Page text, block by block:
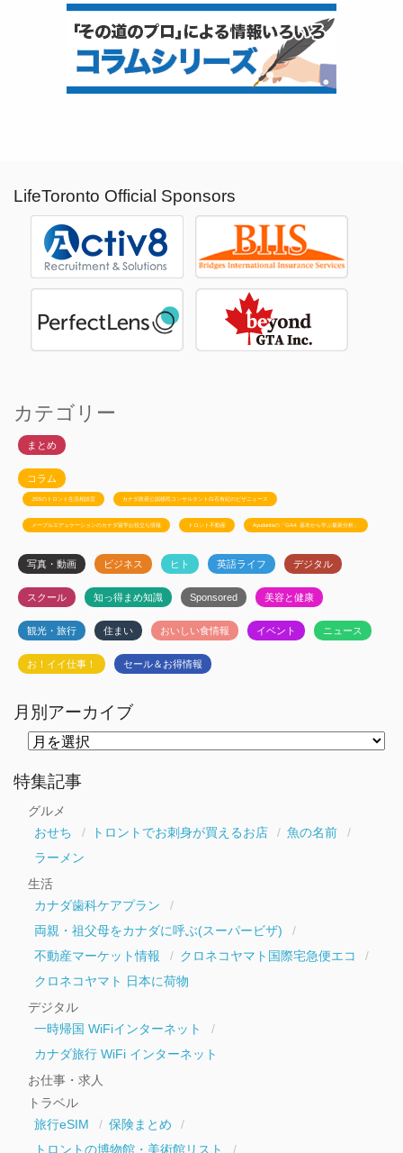
LifeToronto Official Sponsors
カテゴリー
まとめ
コラム
JSSのトロント生活相談室 カナダ政府公認移民コンサルタント白石有紀のビザニュース
メープルエデュケーションのカナダ留学お役立ち情報 トロント不動産 Ayudanteの「GA4: 基本から学ぶ最新分析」
写真・動画 ビジネス ヒト 英語ライフ デジタル
スクール 知っ得まめ知識 Sponsored 美容と健康
観光・旅行 住まい おいしい食情報 イベント ニュース
お！イイ仕事！ セール＆お得情報
月別アーカイブ
ー
カ
特集記事
グルメ
おせち
トロントでお刺身が買えるお店
魚の名前
ラーメン
生活
カナダ歯科ケアプラン
両親・祖父母をカナダに呼ぶ(スーパービザ)
不動産マーケット情報
クロネコヤマト国際宅急便エコ
クロネコヤマト 日本に荷物
デジタル
一時帰国 WiFiインターネット
カナダ旅行 WiFi インターネット
お仕事・求人
トラベル
旅行eSIM
保険まとめ
トロントの博物館・美術館リスト